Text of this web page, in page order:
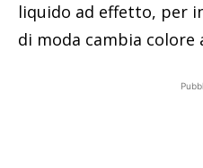
liquido ad effetto, per
di moda cambia colore